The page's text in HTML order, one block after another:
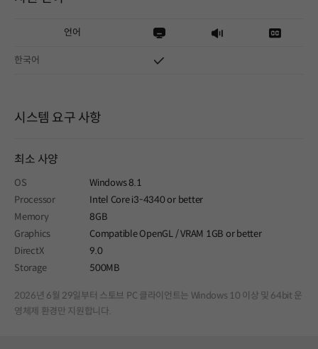
언어
한국어
시스템 요구 사항
최소 사양
OS
Windows 8.1
Processor
Intel Core i3-4340 or better
Memory
8GB
Graphics
Compatible OpenGL / VRAM 1GB or better
DirectX
9.0
Storage
500MB
2026년 6월 29일부터 스토브 PC 클라이언트는 Windows 10 이상 및 64bit 운
영체제 환경만 지원합니다.